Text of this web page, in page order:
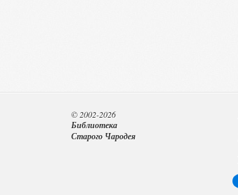
© 2002-2026
Библиотека
Старого Чародея